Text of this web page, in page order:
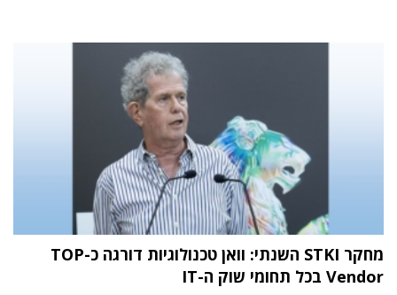
מחקר STKI השנתי: וואן טכנולוגיות דורגה כ-TOP
Vendor בכל תחומי שוק ה-IT